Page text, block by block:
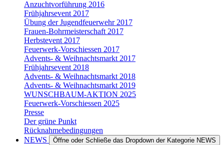
Anzuchtvorführung 2016
Frühjahrsevent 2017
Übung der Jugendfeuerwehr 2017
Frauen-Bohrmeisterschaft 2017
Herbstevent 2017
Feuerwerk-Vorschiessen 2017
Advents- & Weihnachtsmarkt 2017
Frühjahrsevent 2018
Advents- & Weihnachtsmarkt 2018
Advents- & Weihnachtsmarkt 2019
WUNSCHBAUM-AKTION 2025
Feuerwerk-Vorschiessen 2025
Presse
Der grüne Punkt
Rücknahmebedingungen
NEWS
Öffne oder Schließe das Dropdown der Kategorie NEWS